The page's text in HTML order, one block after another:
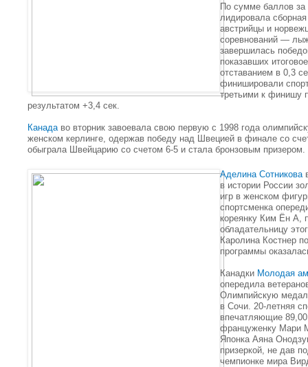
По сумме баллов
лидировала
австрийцы и
соревнований —
завершилась
показавших
отставанием в 0,3
финишировали
третьими к финишу
результатом +3,4 сек.
Канада во вторник завоевала свою первую с 1998 года
женском керлинге, одержав победу над Швецией в финале со
обыграла Швейцарию со счетом 6-5 и стала бронзовым призером.
Аделина Сотникова
в истории России
игр в женском
спортсменка
кореянку Ким Ён А,
обладательницу
Каролина Костнер
программы
Канадки Молодая
опередила
Олимпийскую
в Сочи. 20-летняя
впечатляющие
француженку Мари
Японка Аяна
призеркой, не дав
чемпионке мира